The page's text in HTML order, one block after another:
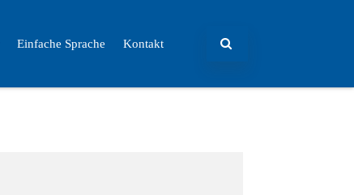
Einfache Sprache Kontakt